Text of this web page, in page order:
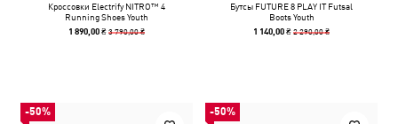
Кроссовки Electrify NITRO™ 4
Running Shoes Youth
1 890,00 ₴3 790,00 ₴
Бутсы FUTURE 8 PLAY IT Futsal
Boots Youth
1 140,00 ₴2 290,00 ₴
-50% -50%